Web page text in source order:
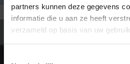
partners kunnen deze gegevens
informatie die u aan ze heeft
verzameld op basis van uw
Showroom